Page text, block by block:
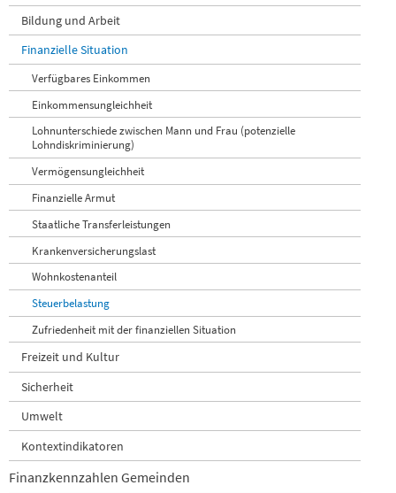
Bildung und Arbeit
Finanzielle Situation
Verfügbares Einkommen
Einkommensungleichheit
Lohnunterschiede zwischen Mann und Frau (potenzielle
Lohndiskriminierung)
Vermögensungleichheit
Finanzielle Armut
Staatliche Transferleistungen
Krankenversicherungslast
Wohnkostenanteil
Steuerbelastung
Zufriedenheit mit der finanziellen Situation
Freizeit und Kultur
Sicherheit
Umwelt
Kontextindikatoren
Finanzkennzahlen Gemeinden